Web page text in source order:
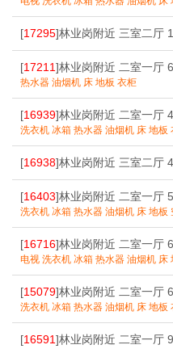
[17295]林业岗附近 三室二厅
[17211]林业岗附近 二室一厅
热水器 油烟机 床 地板 衣柜
[16939]林业岗附近 二室一厅
洗衣机 冰箱 热水器 油烟机 床 地板
[16938]林业岗附近 三室二厅
[16403]林业岗附近 二室一厅
洗衣机 冰箱 热水器 油烟机 床 地板
[16716]林业岗附近 二室一厅
电视 洗衣机 冰箱 热水器 油烟机 床
[15079]林业岗附近 二室一厅
洗衣机 冰箱 热水器 油烟机 床 地板
[16591]林业岗附近 二室一厅